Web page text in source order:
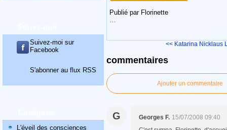
Suivez-moi sur
Facebook
S'abonner au flux RSS
L'éveil des consciences
Publié par Florinette
…
<< Katarina Nicklaus
commentaires
Ajouter un commentaire
G Georges F. 15/07/2008 09:40